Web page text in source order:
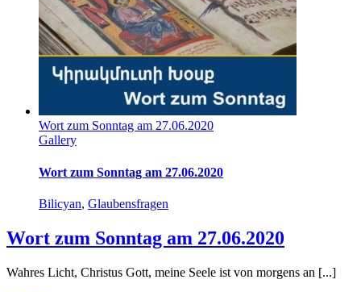
Wort zum Sonntag am 27.06.2020
Gallery
Wort zum Sonntag am 27.06.2020
Bilicyan, Glaubensfragen
Wort zum Sonntag am 27.06.2020
Wahres Licht, Christus Gott, meine Seele ist von morgens an [...]